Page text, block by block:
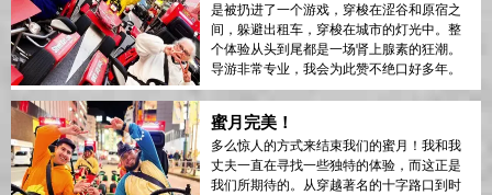
是被扔进了一个游戏，穿梭在涩谷和原宿之
间，躲避出租车，穿梭在城市的灯光中。整
个体验从头到尾都是一场肾上腺素的狂潮。
导游非常专业，我会为此赞不绝口好多年。
蜜月完美！
多么惊人的方式来结束我们的蜜月！我和我
丈夫一直在寻找一些独特的体验，而这正是
我们所期待的。从穿越著名的十字路口到时